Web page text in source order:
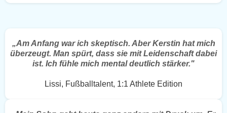
„Am Anfang war ich skeptisch. Aber Kerstin hat mich
überzeugt. Man spürt, dass sie mit Leidenschaft dabei
ist. Ich fühle mich mental deutlich stärker."
Lissi, Fußballtalent, 1:1 Athlete Edition